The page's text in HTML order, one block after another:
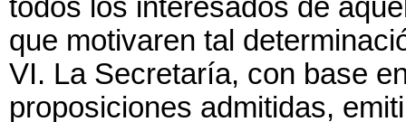
todos los interesados de
que motivaren tal
VI. La Secretaría, con base
proposiciones admitidas,